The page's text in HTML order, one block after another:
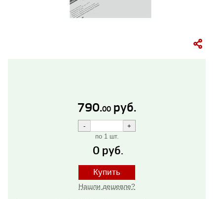
790.00 руб.
по 1 шт.
0 руб.
Купить
Нашли дешевле?